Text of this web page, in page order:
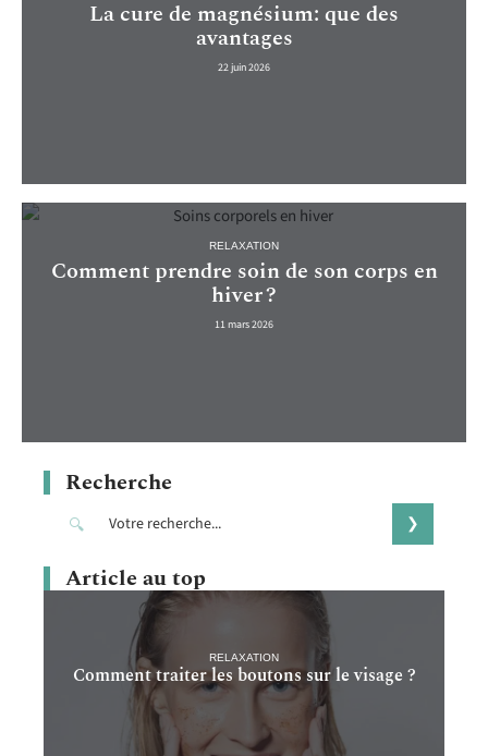
La cure de magnésium: que des
avantages
22 juin 2026
RELAXATION
Comment prendre soin de son corps en
hiver ?
11 mars 2026
Recherche
Article au top
RELAXATION
Comment traiter les boutons sur le visage ?